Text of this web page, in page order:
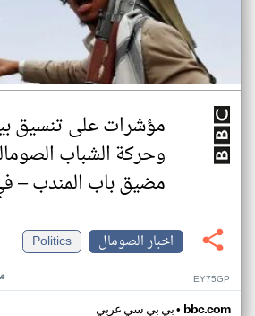
مؤشرات على تنسيق
وحركة الشباب
مضيق باب المندب –
اخبار الصومال
Politics
EY75GP
بي بي سي عربي• bbc.com